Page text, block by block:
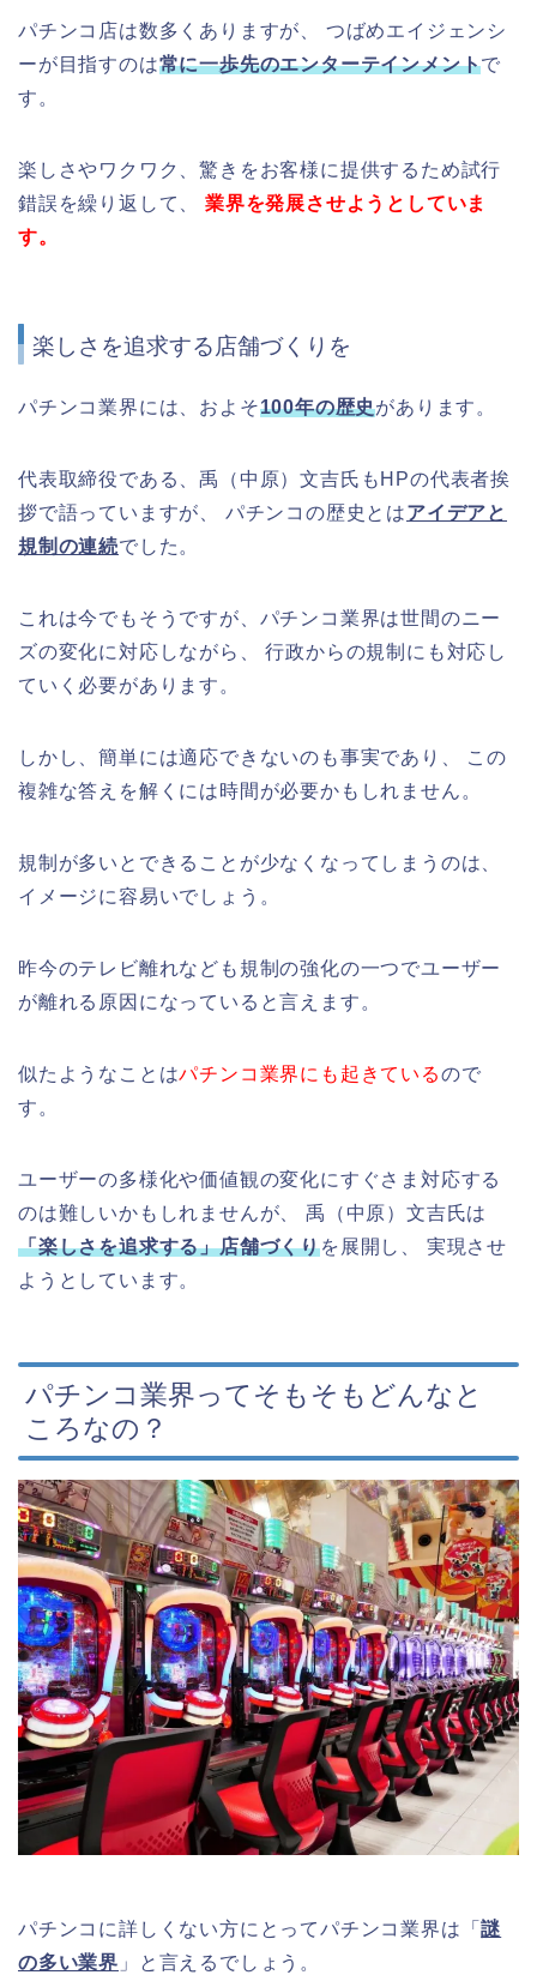
パチンコ店は数多くありますが、 つばめエイジェンシ
ーが目指すのは常に一歩先のエンターテインメントで
す。
楽しさやワクワク、驚きをお客様に提供するため試行
錯誤を繰り返して、
業界を発展させようとしていま
す。
楽しさを追求する店舗づくりを
パチンコ業界には、およそ100年の歴史があります。
代表取締役である、禹（中原）文吉氏もHPの代表者挨
拶で語っていますが、 パチンコの歴史とはアイデアと
規制の連続でした。
これは今でもそうですが、パチンコ業界は世間のニー
ズの変化に対応しながら、 行政からの規制にも対応し
ていく必要があります。
しかし、簡単には適応できないのも事実であり、 この
複雑な答えを解くには時間が必要かもしれません。
規制が多いとできることが少なくなってしまうのは、
イメージに容易いでしょう。
昨今のテレビ離れなども規制の強化の一つでユーザー
が離れる原因になっていると言えます。
似たようなことはパチンコ業界にも起きているので
す。
ユーザーの多様化や価値観の変化にすぐさま対応する
のは難しいかもしれませんが、 禹（中原）文吉氏は
「楽しさを追求する」店舗づくりを展開し、 実現させ
ようとしています。
パチンコ業界ってそもそもどんなと
ころなの？
パチンコに詳しくない方にとってパチンコ業界は「謎
の多い業界 」と言えるでしょう。